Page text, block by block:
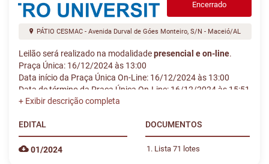
Encerrado
PÁTIO CESMAC - Avenida Durval de Góes Monteiro, S/N - Maceió/AL
Leilão será realizado na modalidadepresencial e on-line.
Praça Única: 16/12/2024 às 13:00
Data início da Praça Única On-Line: 16/12/2024 às 13:00
Data de término da Praça Única On-Line: 16/12/2024 às 15:51
EDITAL
01/2024
DOCUMENTOS
Lista 71 lotes